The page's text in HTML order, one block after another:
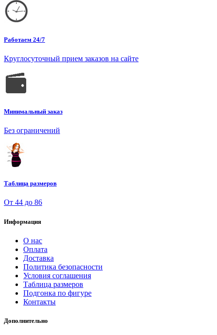
Работаем 24/7
Круглосуточный прием заказов на сайте
Минимальный заказ
Без ограничений
Таблица размеров
От 44 до 86
Информация
О нас
Оплата
Доставка
Политика безопасности
Условия соглашения
Таблица размеров
Подгонка по фигуре
Контакты
Дополнительно